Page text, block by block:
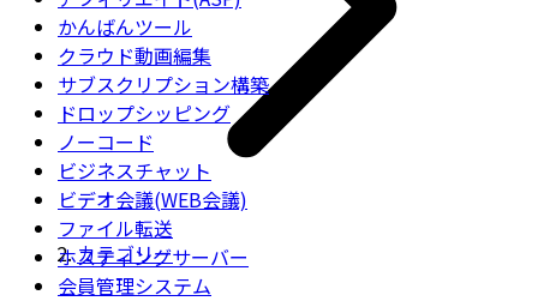
かんばんツール
クラウド動画編集
サブスクリプション構築
ドロップシッピング
ノーコード
ビジネスチャット
ビデオ会議(WEB会議)
ファイル転送
ホスティングサーバー
会員管理システム
カテゴリー